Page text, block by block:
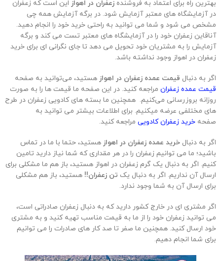
بهترین راه برای اعتماد به فروشنده زعفران در اهواز این است که زعفران
در آزمایشگاه های معتبر آزمایش شود. در برگه آزمایش همه چی
مشخص می شود و شما می توانید به راحتی خرید خود را انجام دهید.
آناقاین زعفران خود را در آزمایشگاه های معتبر تست می کند و برگه
آزمایش را به مشتریان خود تحویل می دهد تا جای نگرانی ای برای خرید
زعفران در اهواز وجود نداشته باشد.
اگر به دنبال قیمت عمده زعفران در اهواز هستید، می‌توانید به صفحه
قیمت عمده زعفران مراجعه کنید. در این صفحه ما قیمت ها را به صورت
روزانه بروزرسانی می‌کنیم. همچنین ما بسته های کادویی زعفران در طرح
های مختلفی عرضه میکنیم. برای اطلاعات بیشتر می توانید به
صفحه خرید زعفران کادویی مراجعه کنید.
اگر به دنبال خرید عمده زعفران در اهواز هستید، حتما با ما در تماس
باشید؛ ما می توانیم زعفران را در هر مقداری که شما نیاز دارید تامین
کنیم. اگر به دنبال یک گرم زعفران در اهواز هستید، باز هم ما مشکلی برای
ارسال آن نداریم. اگر به دنبال یک تن زعفران!! هستید، باز هم مشکلی
برای ارسال آن به شما وجود ندارد.
اگر مشتری ای در خارج کشور دارید که به دنبال زعفران صادراتی است،
می توانید زعفران خود را از ما به قیمت مناسب تهیه کنید و به مشتری
خود ارسال کنید. همچنین ما صفر تا صد کار های صادرات را می توانیم
برای شما انجام دهیم.